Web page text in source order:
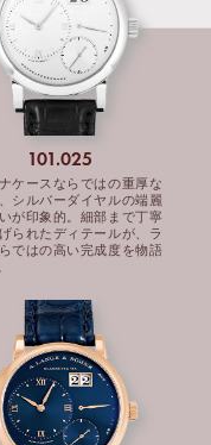
101.025
ケースならではの重厚な
シルバーダイヤルの端麗
が印象的。細部まで丁寧
られたディテールが、ラ
ではの高い完成度を物語